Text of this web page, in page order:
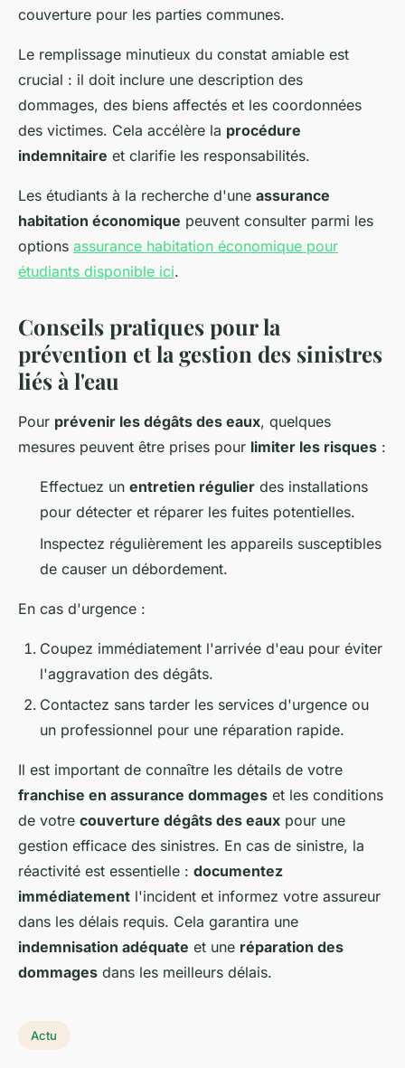
couverture pour les parties communes.
Le remplissage minutieux du constat amiable est
crucial : il doit inclure une description des
dommages, des biens affectés et les coordonnées
des victimes. Cela accélère la procédure
indemnitaire et clarifie les responsabilités.
Les étudiants à la recherche d'une assurance
habitation économique peuvent consulter parmi les
options assurance habitation économique pour
étudiants disponible ici.
Conseils pratiques pour la
prévention et la gestion des sinistres
liés à l'eau
Pour prévenir les dégâts des eaux, quelques
mesures peuvent être prises pour limiter les risques :
Effectuez un entretien régulier des installations
pour détecter et réparer les fuites potentielles.
Inspectez régulièrement les appareils susceptibles
de causer un débordement.
En cas d'urgence :
Coupez immédiatement l'arrivée d'eau pour éviter
l'aggravation des dégâts.
Contactez sans tarder les services d'urgence ou
un professionnel pour une réparation rapide.
Il est important de connaître les détails de votre
franchise en assurance dommages et les conditions
de votre couverture dégâts des eaux pour une
gestion efficace des sinistres. En cas de sinistre, la
réactivité est essentielle : documentez
immédiatement l'incident et informez votre assureur
dans les délais requis. Cela garantira une
indemnisation adéquate et une réparation des
dommages dans les meilleurs délais.
Actu